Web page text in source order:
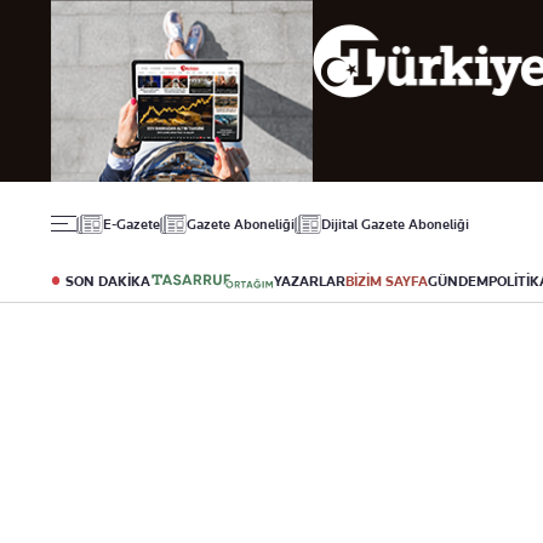
E-Gazete Gazete Aboneliği Dijital Gazete Aboneliği
SON DAKİKA YAZARLARBİZİM SAYFAGÜNDEM
Politika
Ekonomi
Borsa
Altın
Döviz
Hisse Senedi
Kripto Para
T-Otomobil
Futbol
Puan Durumu